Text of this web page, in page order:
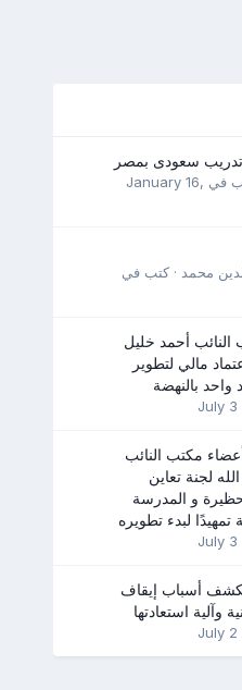
سعودى بمصر
في January 16,
محمد · كتب في
أحمد خليل
مالي لتطوير
بالنهضة
July 3
مكتب النائب
لجنة تعاين
و المدرسة
تمهيدًا لبدء تطويره
July 3
تكشف أسباب إيقاف
وآلية استعادتها
July 2